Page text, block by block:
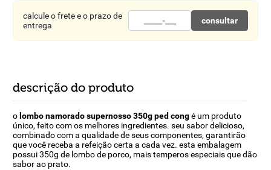
calcule o frete e o prazo de
entrega
consultar
descrição do produto
o lombo namorado supernosso 350g ped congé um produto
único, feito com os melhores ingredientes. seu sabor delicioso,
combinado com a qualidade de seus componentes, garantirão
que você receba a refeição certa a cada vez. esta embalagem
possui 350g de lombo de porco, mais temperos especiais que dão
sabor ao prato.